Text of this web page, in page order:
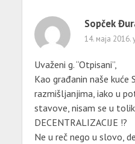
Sopček
14. маја 2016.
Uvaženi g. “Otpisani”,
Kao građanin naše kuće
razmišljanjima, iako u
stavove, nisam se u
DECENTRALIZACIJE !?
Ne u reč nego u slovo,